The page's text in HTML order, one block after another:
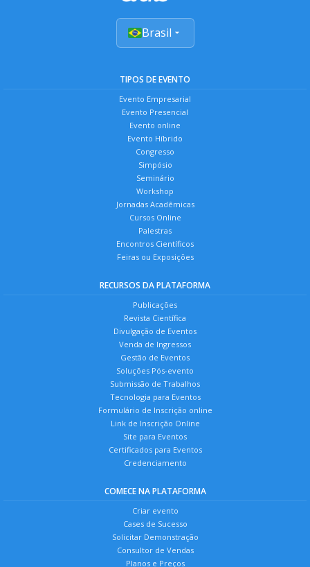
Brasil
TIPOS DE EVENTO
Evento Empresarial
Evento Presencial
Evento online
Evento Híbrido
Congresso
Simpósio
Seminário
Workshop
Jornadas Acadêmicas
Cursos Online
Palestras
Encontros Científicos
Feiras ou Exposições
RECURSOS DA PLATAFORMA
Publicações
Revista Científica
Divulgação de Eventos
Venda de Ingressos
Gestão de Eventos
Soluções Pós-evento
Submissão de Trabalhos
Tecnologia para Eventos
Formulário de Inscrição online
Link de Inscrição Online
Site para Eventos
Certificados para Eventos
Credenciamento
COMECE NA PLATAFORMA
Criar evento
Cases de Sucesso
Solicitar Demonstração
Consultor de Vendas
Planos e Preços